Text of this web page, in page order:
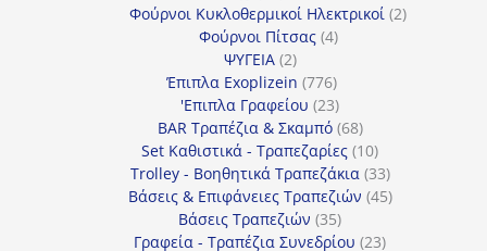
προϊόν
Φούρνοι Κυκλοθερμικοί Ηλεκτρικοί 22
Φούρνοι Πίτσας 44
ΨΥΓΕΙΑ 22
προϊόντα
Έπιπλα Exoplizein 776776
προϊόντα
'Επιπλα Γραφείου 2323
προϊόντα
BAR Τραπέζια & Σκαμπό 6868
προϊόντα
Set Καθιστικά - Τραπεζαρίες 1010
προϊόντα
Trolley - Βοηθητικά Τραπεζάκια 3333
προϊόντα
Βάσεις & Επιφάνειες Τραπεζιών 4545
Βάσεις Τραπεζιών 3535
προϊόντα
Γραφεία - Τραπέζια Συνεδρίου 2323